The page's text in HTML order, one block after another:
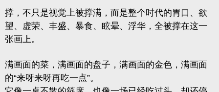
撑，不只是视觉上被撑满，而是整个时代的胃口、欲
望、虚荣、丰盛、暴食、眩晕、浮华，全被撑在这一
张画上。
满画面的菜，满画面的盘子，满画面的金色，满画面
的“来呀来呀再吃一点”。